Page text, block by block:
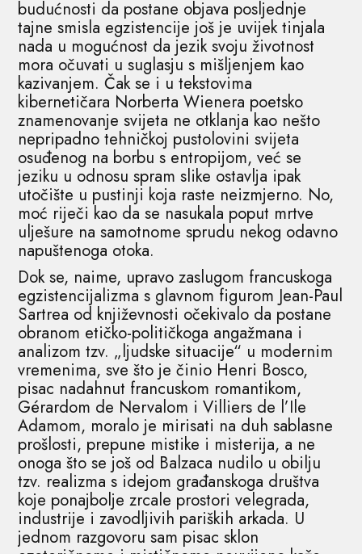
budućnosti da postane objava posljednje
tajne smisla egzistencije još je uvijek tinjala
nada u mogućnost da jezik svoju životnost
mora očuvati u suglasju s mišljenjem kao
kazivanjem. Čak se i u tekstovima
kibernetičara Norberta Wienera poetsko
znamenovanje svijeta ne otklanja kao nešto
nepripadno tehničkoj pustolovini svijeta
osuđenog na borbu s entropijom, već se
jeziku u odnosu spram slike ostavlja ipak
utočište u pustinji koja raste neizmjerno. No,
moć riječi kao da se nasukala poput mrtve
ulješure na samotnome sprudu nekog odavno
napuštenoga otoka.
Dok se, naime, upravo zaslugom francuskoga
egzistencijalizma s glavnom figurom Jean-Paul
Sartrea od književnosti očekivalo da postane
obranom etičko-političkoga angažmana i
analizom tzv. „ljudske situacije“ u modernim
vremenima, sve što je činio Henri Bosco,
pisac nadahnut francuskom romantikom,
Gérardom de Nervalom i Villiers de l’Ile
Adamom, moralo je mirisati na duh sablasne
prošlosti, prepune mistike i misterija, a ne
onoga što se još od Balzaca nudilo u obilju
tzv. realizma s idejom građanskoga društva
koje ponajbolje zrcale prostori velegrada,
industrije i zavodljivih pariških arkada. U
jednom razgovoru sam pisac sklon